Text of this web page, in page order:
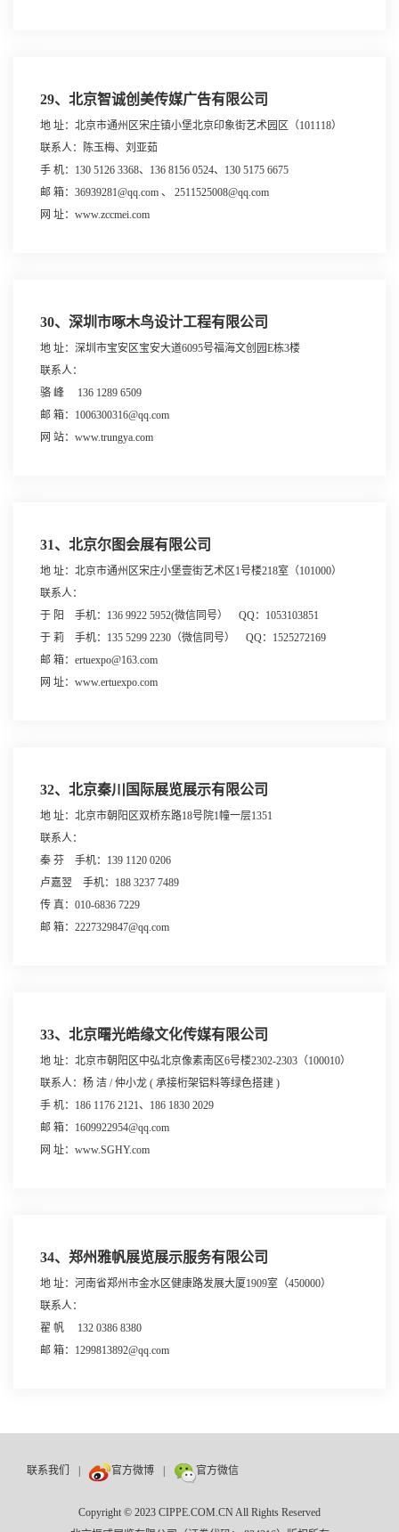
29、北京智诚创美传媒广告有限公司
地 址：北京市通州区宋庄镇小堡北京印象街艺术园区（101118）
联系人：陈玉梅、刘亚茹
手 机：130 5126 3368、136 8156 0524、130 5175 6675
邮 箱：36939281@qq.com 、 2511525008@qq.com
网 址：www.zccmei.com
30、深圳市啄木鸟设计工程有限公司
地 址：深圳市宝安区宝安大道6095号福海文创园E栋3楼
联系人：
骆 峰 136 1289 6509
邮 箱：1006300316@qq.com
网 站：www.trungya.com
31、北京尔图会展有限公司
地 址：北京市通州区宋庄小堡壹街艺术区1号楼218室（101000）
联系人：
于 阳 手机：136 9922 5952(微信同号） QQ：1053103851
于 莉 手机：135 5299 2230（微信同号） QQ：1525272169
邮 箱：ertuexpo@163.com
网 址：www.ertuexpo.com
32、北京秦川国际展览展示有限公司
地 址：北京市朝阳区双桥东路18号院1幢一层1351
联系人：
秦 芬 手机：139 1120 0206
卢嘉翌 手机：188 3237 7489
传 真：010-6836 7229
邮 箱：2227329847@qq.com
33、北京曙光皓缘文化传媒有限公司
地 址：北京市朝阳区中弘北京像素南区6号楼2302-2303（100010）
联系人：杨 洁 / 仲小龙 ( 承接桁架铝料等绿色搭建 )
手 机：186 1176 2121、186 1830 2029
邮 箱：1609922954@qq.com
网 址：www.SGHY.com
34、郑州雅帆展览展示服务有限公司
地 址：河南省郑州市金水区健康路发展大厦1909室（450000）
联系人：
翟 帆 132 0386 8380
邮 箱：1299813892@qq.com
联系我们 官方微博 官方微信
Copyright © 2023 CIPPE.COM.CN All Rights Reserved